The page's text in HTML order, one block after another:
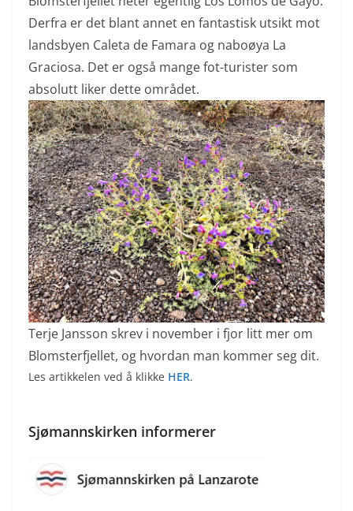
Derfra er det blant annet en fantastisk utsikt mot
landsbyen Caleta de Famara og naboøya La
Graciosa. Det er også mange fot-turister som
absolutt liker dette området.
Terje Jansson skrev i november i fjor litt mer om
Blomsterfjellet, og hvordan man kommer seg dit.
Les artikkelen ved å klikke HER.
Sjømannskirken informerer